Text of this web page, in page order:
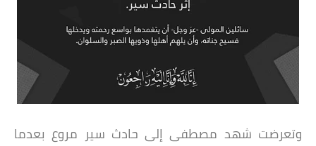
وتعرضت شهد مصطفى إلى حادث سير مروع بعدما